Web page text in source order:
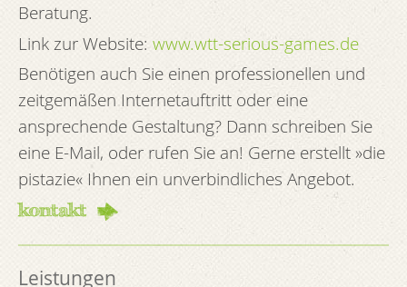
Beratung.
Link zur Website: www.wtt-serious-games.de
Benötigen auch Sie einen professionellen und
zeitgemäßen Internetauftritt oder eine
ansprechende Gestaltung? Dann schreiben Sie
eine E-Mail, oder rufen Sie an! Gerne erstellt »die
pistazie« Ihnen ein unverbindliches Angebot.
kontakt
Leistungen